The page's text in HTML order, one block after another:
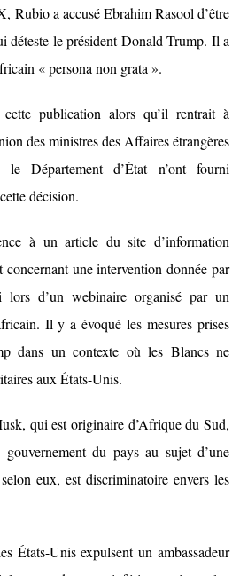
Rubio a accusé Ebrahim Rasool d’être
déteste le président Donald Trump. Il a
« persona non grata ».
publication alors qu’il rentrait à
des ministres des Affaires étrangères
Département d’État n’ont fourni
décision.
à un article du site d’information
une intervention donnée par
lors d’un webinaire organisé par un
Il y a évoqué les mesures prises
dans un contexte où les Blancs ne
aux États-Unis.
qui est originaire d’Afrique du Sud,
du pays au sujet d’une
eux, est discriminatoire envers les
États-Unis expulsent un ambassadeur